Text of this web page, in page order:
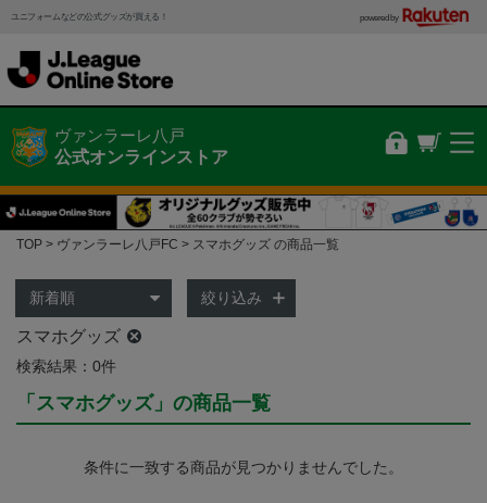
ユニフォームなどの公式グッズが買える！ powered by
ヴァンラーレ八戸
公式オンラインストア
TOP ヴァンラーレ八戸FC スマホグッズ の商品一覧
絞り込み
スマホグッズ
検索結果：0件
「スマホグッズ」の商品一覧
条件に一致する商品が見つかりませんでした。